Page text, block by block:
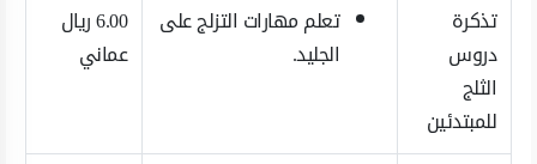
تذكرة
دروس
الثلج
للمبتدئين
تعلم مهارات التزلج على
الجليد.
6.00 ريال
عماني